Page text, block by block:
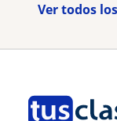
Ver todos